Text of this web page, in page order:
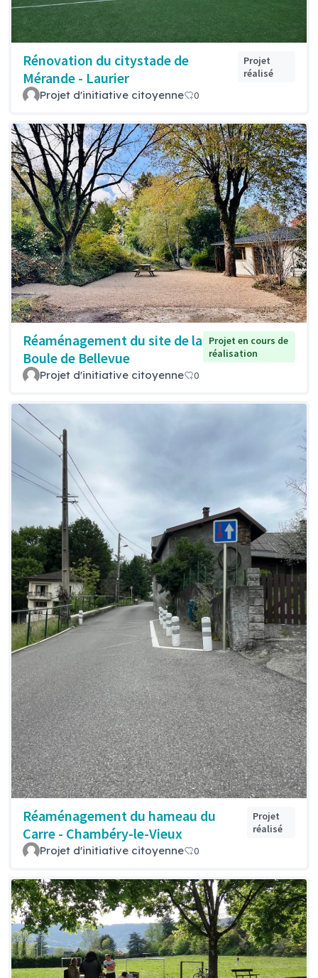
Rénovation du citystade de
Mérande - Laurier
Projet
réalisé
Projet d'initiative citoyenne 0
Réaménagement du site de la
Boule de Bellevue
Projet en cours de
réalisation
Projet d'initiative citoyenne 0
Réaménagement du hameau du
Carre - Chambéry-le-Vieux
Projet
réalisé
Projet d'initiative citoyenne 0